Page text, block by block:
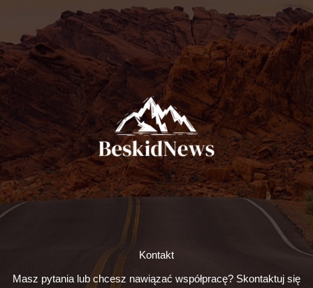
Kontakt
Masz pytania lub chcesz nawiązać współpracę? Skontaktuj się